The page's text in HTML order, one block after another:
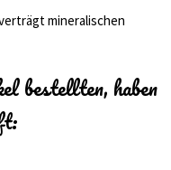
mineralischen
bestellten, haben